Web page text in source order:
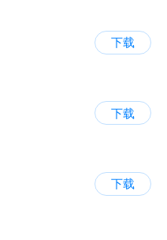
下载
下载
下载